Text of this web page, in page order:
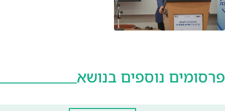
פרסומים נוספים בנושא